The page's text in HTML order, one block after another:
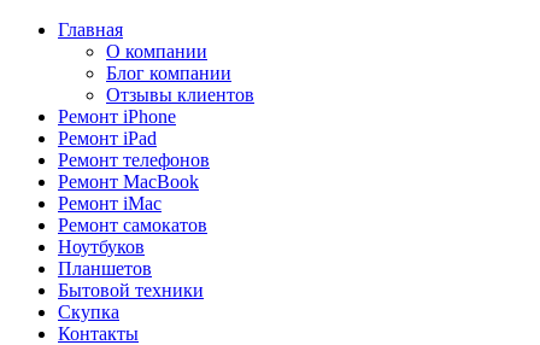
Главная
О компании
Блог компании
Отзывы клиентов
Ремонт iPhone
Ремонт iPad
Ремонт телефонов
Ремонт MacBook
Ремонт iMac
Ремонт самокатов
Ноутбуков
Планшетов
Бытовой техники
Скупка
Контакты